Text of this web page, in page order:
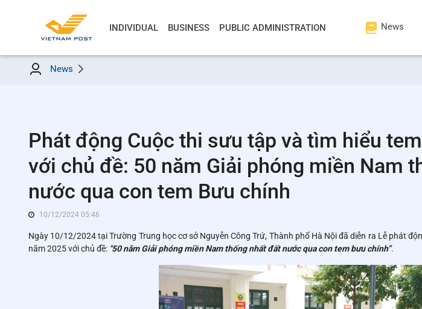
INDIVIDUAL BUSINESS PUBLIC ADMINISTRATION News
News
Phát động Cuộc thi sưu tập và tìm hiểu
với chủ đề: 50 năm Giải phóng miền Nam
nước qua con tem Bưu chính
10/12/2024 05:46
Ngày 10/12/2024 tại Trường Trung học cơ sở Nguyễn Công Trứ, Thành phố Hà Nội đã diễn ra Lễ phát
năm 2025 với chủ đề: "50 năm Giải phóng miền Nam thống nhất đất nước qua con tem bưu chính”.